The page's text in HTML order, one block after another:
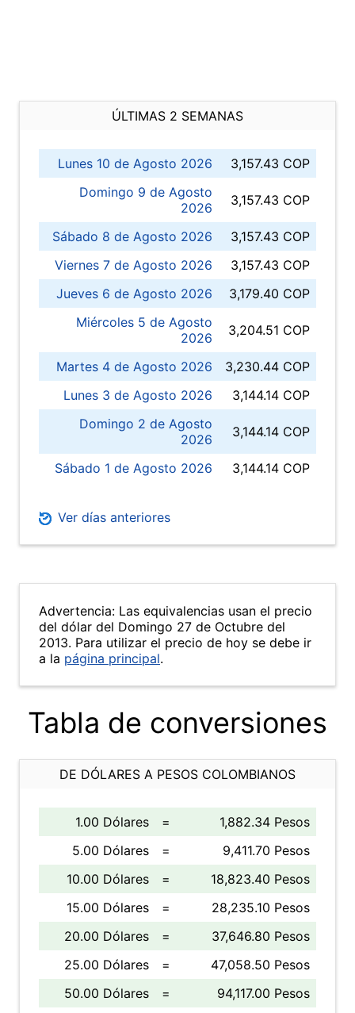
ÚLTIMAS 2 SEMANAS
Lunes 10 de Agosto 2026
3,157.43 COP
Domingo 9 de Agosto
2026
3,157.43 COP
Sábado 8 de Agosto 2026
3,157.43 COP
Viernes 7 de Agosto 2026
3,157.43 COP
Jueves 6 de Agosto 2026
3,179.40 COP
Miércoles 5 de Agosto
2026
3,204.51 COP
Martes 4 de Agosto 2026
3,230.44 COP
Lunes 3 de Agosto 2026
3,144.14 COP
Domingo 2 de Agosto
2026
3,144.14 COP
Sábado 1 de Agosto 2026 3,144.14 COP
Ver días anteriores
Advertencia: Las equivalencias usan el precio
del dólar del Domingo 27 de Octubre del
2013. Para utilizar el precio de hoy se debe ir
a la página principal.
Tabla de conversiones
DE DÓLARES A PESOS COLOMBIANOS
1.00 Dólares =
1,882.34 Pesos
5.00 Dólares
=
9,411.70 Pesos
10.00 Dólares
=
18,823.40 Pesos
15.00 Dólares
=
28,235.10 Pesos
20.00 Dólares
=
37,646.80 Pesos
25.00 Dólares
=
47,058.50 Pesos
50.00 Dólares
=
94,117.00 Pesos